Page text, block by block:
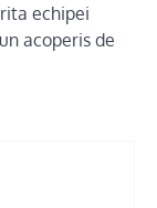
echipei
acoperis de